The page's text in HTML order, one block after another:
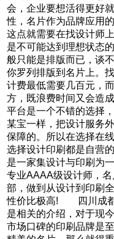
会，企业要想活得更
性，名片作为品牌应用
这点就需要在找设计师上
是不可能达到理想状态的
般只能是排版而已，
你罗列排版到名片上
计费最低需要几百元
方，既浪费时间又会
平台是一个不错的选择
某宝一样，把设计服
保障的。所以在选择在
选择设计印刷都是自营的
是一家集设计与印刷为一
专业AAAA级设计师，
部，做到从设计到印刷
性价比极高! 四川成都
是相关的介绍，对于现
市场口碑的印刷品牌是